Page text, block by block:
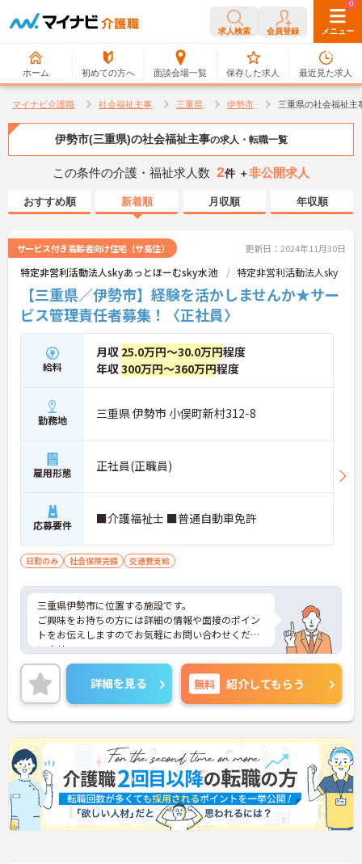
求人検索 会員登録 メニュー
ホーム 初めての方へ 面談会場一覧
0
保存した求人
0
最近見た求人
マイナビ介護職 社会福祉主事 三重県 伊勢市 三重県の社会福祉主
伊勢市(三重県)の社会福祉主事の求人・転職一覧
この条件の介護・福祉求人数 2件 ＋非公開求人
おすすめ順 新着順 月収順 年収順
サービス付き高齢者向け住宅（サ高住） 更新日：2024年11月30日
特定非営利活動法人skyあっとほーむsky水池 特定非営利活動法人sky
【三重県／伊勢市】経験を活かしませんか★サー
ビス管理責任者募集！〈正社員〉
給料
月収 25.0万円～30.0万円程度
年収300万円～360万円程度
勤務地 三重県 伊勢市 小俣町新村312-8
雇用形態 正社員(正職員)
応募要件 ■介護福祉士 ■普通自動車免許
日勤のみ 社会保険完備 交通費支給
三重県伊勢市に位置する施設です。
ご興味をお持ちの方には詳細の情報や面接のポイン
トをお伝えしますのでお気軽にお問い合わせくださ
いませ。
詳細を見る 無料 紹介してもらう